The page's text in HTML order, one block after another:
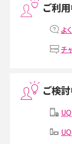
MNOとは？MVNOや
VPN接続とは？仕組み
Instagram（インスタ
SMSとは？料金やで
ご利
よ
チ
ご検